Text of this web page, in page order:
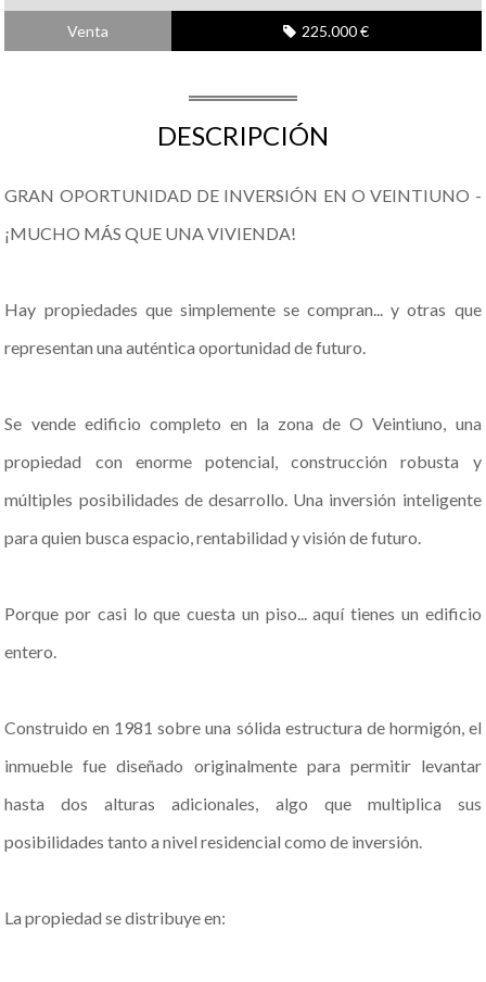
Venta 225.000 €
DESCRIPCIÓN
GRAN OPORTUNIDAD DE INVERSIÓN EN O VEINTIUNO -
¡MUCHO MÁS QUE UNA VIVIENDA!
Hay propiedades que simplemente se compran... y otras que
representan una auténtica oportunidad de futuro.
Se vende edificio completo en la zona de O Veintiuno, una
propiedad con enorme potencial, construcción robusta y
múltiples posibilidades de desarrollo. Una inversión inteligente
para quien busca espacio, rentabilidad y visión de futuro.
Porque por casi lo que cuesta un piso... aquí tienes un edificio
entero.
Construido en 1981 sobre una sólida estructura de hormigón, el
inmueble fue diseñado originalmente para permitir levantar
hasta dos alturas adicionales, algo que multiplica sus
posibilidades tanto a nivel residencial como de inversión.
La propiedad se distribuye en: